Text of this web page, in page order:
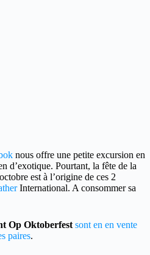
nous offre une petite excursion en
d’exotique. Pourtant, la fête de la
est à l’origine de ces 2
International. A consommer sa
Op Oktoberfest sont en en vente
paires.